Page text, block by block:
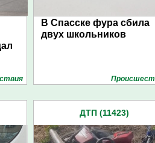
В Спасске фура сбила
двух школьников
ДТП (11423)